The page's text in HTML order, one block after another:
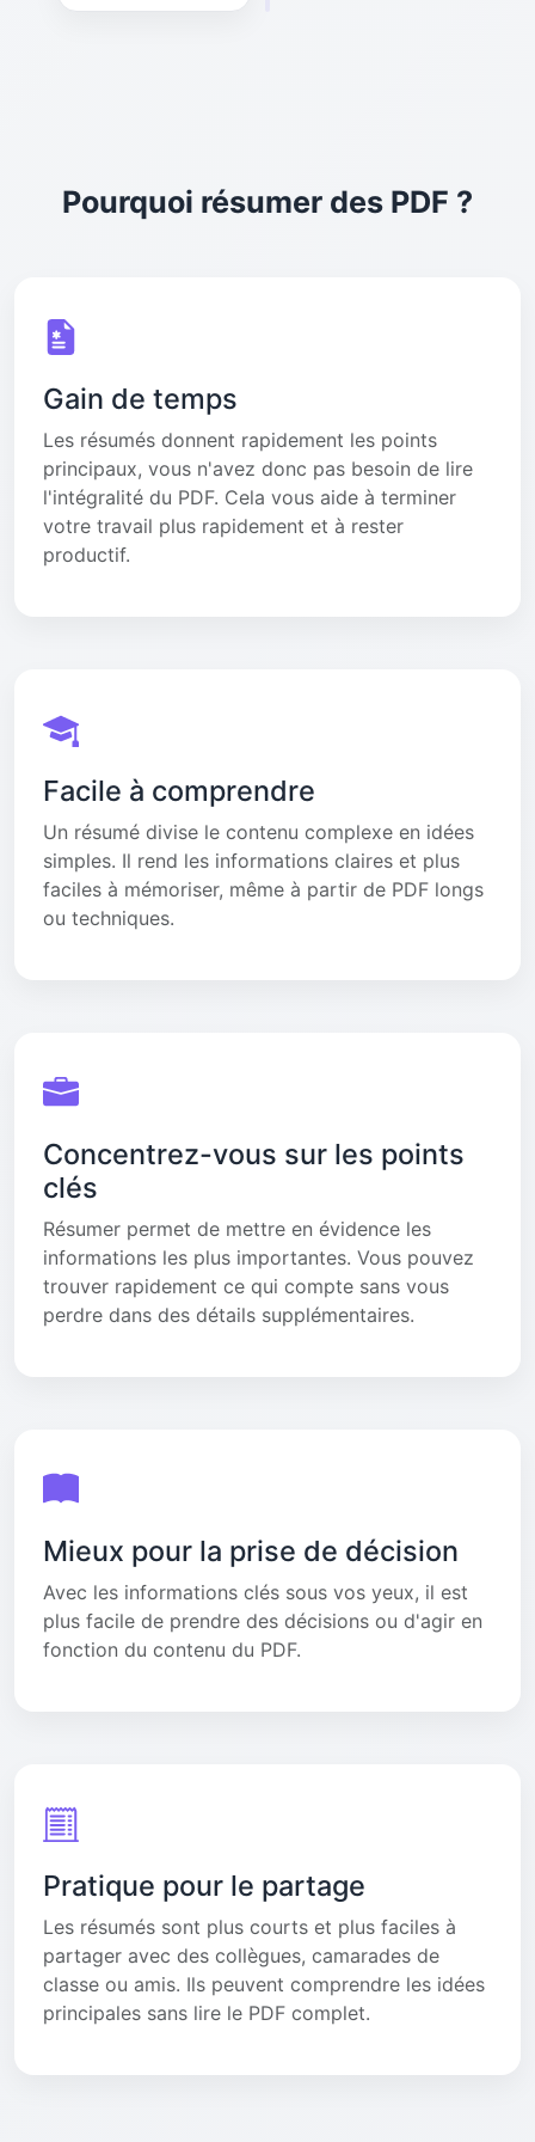
Pourquoi résumer des PDF ?
Gain de temps
Les résumés donnent rapidement les points
principaux, vous n'avez donc pas besoin de lire
l'intégralité du PDF. Cela vous aide à terminer
votre travail plus rapidement et à rester
productif.
Facile à comprendre
Un résumé divise le contenu complexe en idées
simples. Il rend les informations claires et plus
faciles à mémoriser, même à partir de PDF longs
ou techniques.
Concentrez-vous sur les points
clés
Résumer permet de mettre en évidence les
informations les plus importantes. Vous pouvez
trouver rapidement ce qui compte sans vous
perdre dans des détails supplémentaires.
Mieux pour la prise de décision
Avec les informations clés sous vos yeux, il est
plus facile de prendre des décisions ou d'agir en
fonction du contenu du PDF.
Pratique pour le partage
Les résumés sont plus courts et plus faciles à
partager avec des collègues, camarades de
classe ou amis. Ils peuvent comprendre les idées
principales sans lire le PDF complet.